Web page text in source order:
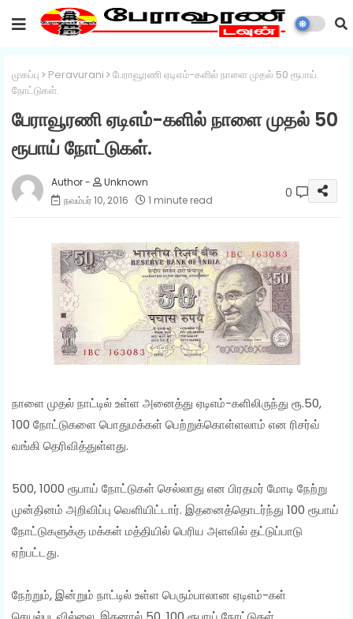
முகப்பு Peravurani
பேராவூரணி ஏடிஎம்-களில் நாளை முதல் 50 ரூபாய்
நோட்டுகள்.
பேராவூரணி ஏடிஎம்-களில் நாளை முதல் 50
ரூபாய் நோட்டுகள்.
Unknown
நவம்பர் 10, 2016
1 minute read 0
நாளை முதல் நாட்டில் உள்ள அனைத்து ஏடிஎம்-களிலிருந்து ரூ.50,
100 நோட்டுகளை பொதுமக்கள் பெற்றுக்கொள்ளலாம் என ரிசர்வ்
வங்கி தெரிவித்துள்ளது.
500, 1000 ரூபாய் நோட்டுகள் செல்லாது என பிரதமர் மோடி நேற்று
முன்தினம் அறிவிப்பு வெளியிட்டார். இதனைத்தொடர்ந்து 100 ரூபாய்
நோட்டுகளுக்கு மக்கள் மத்தியில் பெரிய அளவில் தட்டுப்பாடு
ஏற்பட்டது.
நேற்றும், இன்றும் நாட்டில் உள்ள பெரும்பாலான ஏடிஎம்-கள்